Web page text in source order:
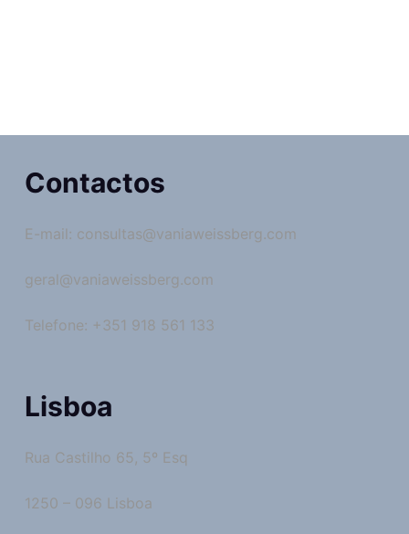
Contactos
E-mail: consultas@vaniaweissberg.com
geral@vaniaweissberg.com
Telefone: +351 918 561 133
Lisboa
Rua Castilho 65, 5º Esq
1250 – 096 Lisboa